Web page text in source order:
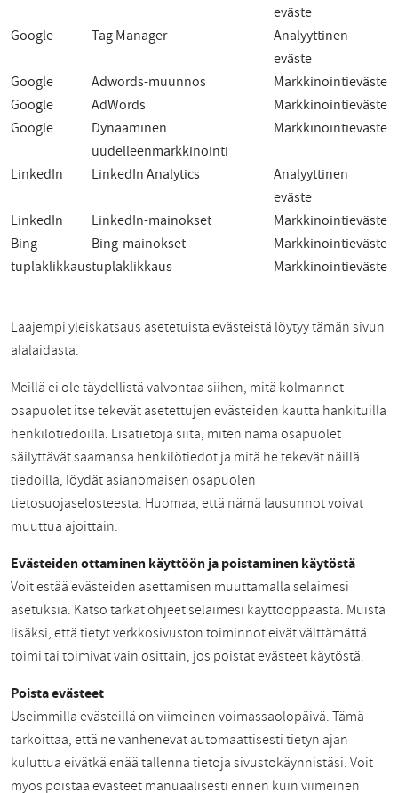
eväste
Google
Tag Manager
Analyyttinen
eväste
Google
Adwords-muunnos
Markkinointieväste
Google
AdWords
Markkinointieväste
Google
Dynaaminen
uudelleenmarkkinointi
Markkinointieväste
LinkedIn LinkedIn Analytics
Analyyttinen
eväste
LinkedIn
LinkedIn-mainokset
Markkinointieväste
Bing
Bing-mainokset
Markkinointieväste
tuplaklikkaustuplaklikkaus Markkinointieväste
Laajempi yleiskatsaus asetetuista evästeistä löytyy tämän sivun
alalaidasta.
Meillä ei ole täydellistä valvontaa siihen, mitä kolmannet
osapuolet itse tekevät asetettujen evästeiden kautta hankituilla
henkilötiedoilla. Lisätietoja siitä, miten nämä osapuolet
säilyttävät saamansa henkilötiedot ja mitä he tekevät näillä
tiedoilla, löydät asianomaisen osapuolen
tietosuojaselosteesta. Huomaa, että nämä lausunnot voivat
muuttua ajoittain.
Evästeiden ottaminen käyttöön ja poistaminen käytöstä
Voit estää evästeiden asettamisen muuttamalla selaimesi
asetuksia. Katso tarkat ohjeet selaimesi käyttöoppaasta. Muista
lisäksi, että tietyt verkkosivuston toiminnot eivät välttämättä
toimi tai toimivat vain osittain, jos poistat evästeet käytöstä.
Poista evästeet
Useimmilla evästeillä on viimeinen voimassaolopäivä. Tämä
tarkoittaa, että ne vanhenevat automaattisesti tietyn ajan
kuluttua eivätkä enää tallenna tietoja sivustokäynnistäsi. Voit
myös poistaa evästeet manuaalisesti ennen kuin viimeinen